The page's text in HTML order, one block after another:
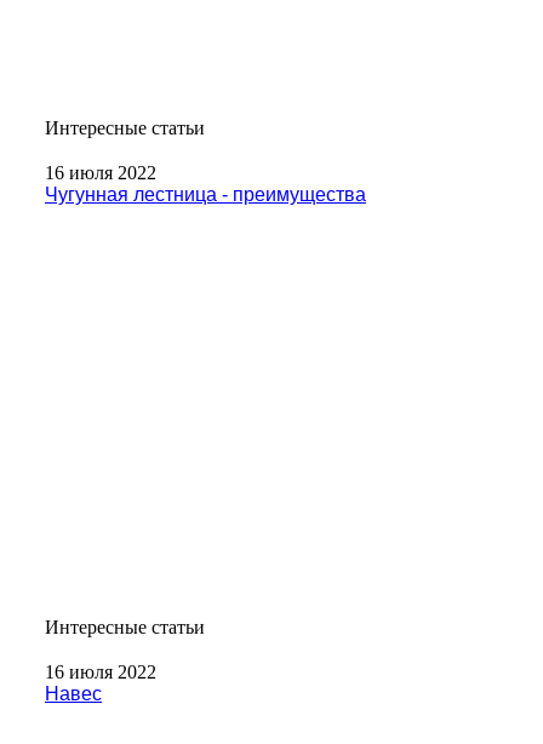
Интересные статьи
16 июля 2022
Чугунная лестница - преимущества
Интересные статьи
16 июля 2022
Навес